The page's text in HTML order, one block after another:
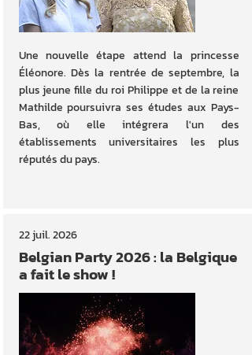
Une nouvelle étape attend la princesse
Éléonore. Dès la rentrée de septembre, la
plus jeune fille du roi Philippe et de la reine
Mathilde poursuivra ses études aux Pays-
Bas, où elle intégrera l'un des
établissements universitaires les plus
réputés du pays.
22 juil. 2026
Belgian Party 2026 : la Belgique
a fait le show !